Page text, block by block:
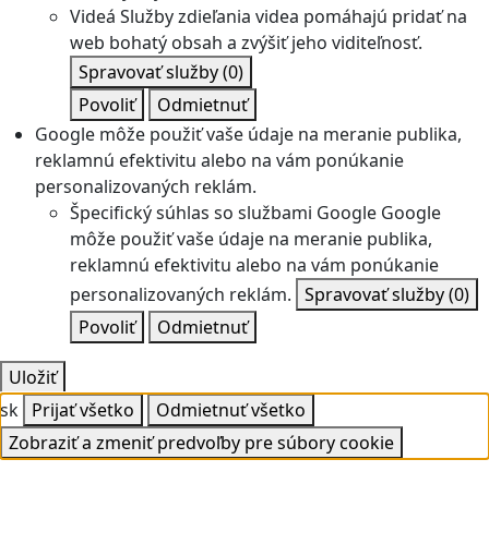
Videá Služby zdieľania videa pomáhajú pridať na
web bohatý obsah a zvýšiť jeho viditeľnosť.
Spravovať služby(0)
Povoliť
Odmietnuť
Google môže použiť vaše údaje na meranie publika,
reklamnú efektivitu alebo na vám ponúkanie
personalizovaných reklám.
Špecifický súhlas so službami Google Google
môže použiť vaše údaje na meranie publika,
reklamnú efektivitu alebo na vám ponúkanie
personalizovaných reklám. Spravovať služby(0)
Povoliť
Odmietnuť
Uložiť
sk Prijať všetko
Odmietnuť všetko
Zobraziť a zmeniť predvoľby pre súbory cookie